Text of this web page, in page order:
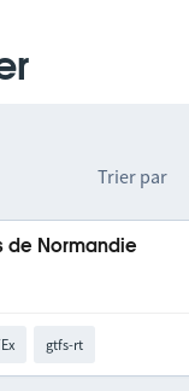
Trier par
de Normandie
gtfs-rt